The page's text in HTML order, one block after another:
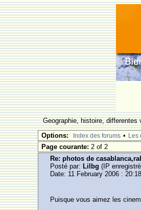
Geographie, histoire,
Options: Index des forums • Les
Page courante:2 of 2
Re: photos de
Posté par: Lilbg (IP
Date: 11 February 2006 : 20:18
Puisque vous aimez les